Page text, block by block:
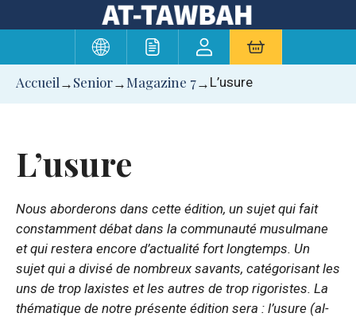
au
Accueil → Senior→ Magazine 7→ L’usure
L’usure
Nous aborderons dans cette édition, un sujet qui fait
constamment débat dans la communauté musulmane
et qui restera encore d’actualité fort longtemps. Un
sujet qui a divisé de nombreux savants, catégorisant les
uns de trop laxistes et les autres de trop rigoristes. La
thématique de notre présente édition sera : l’usure (al-